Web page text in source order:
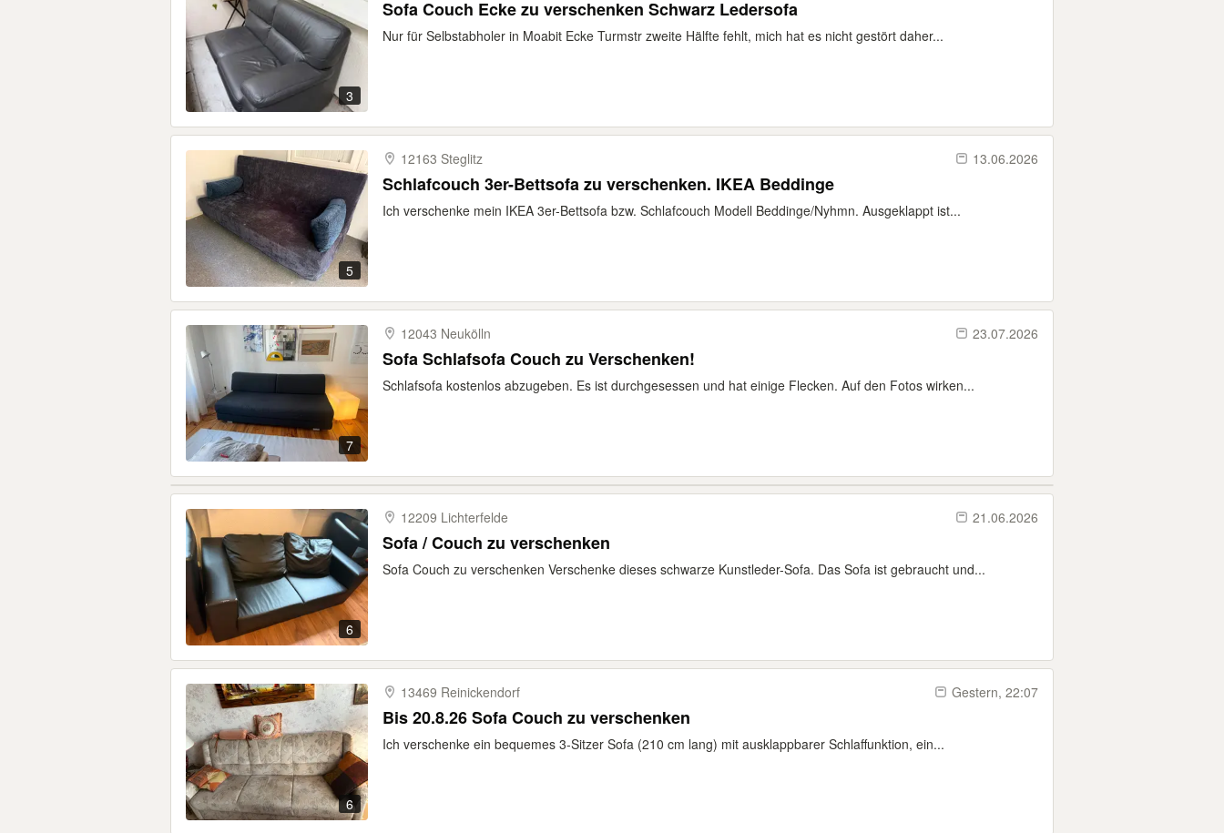
3
Sofa Couch Ecke zu verschenken Schwarz Ledersofa
Nur für Selbstabholer in Moabit Ecke Turmstr zweite Hälfte fehlt, mich hat es nicht gestört daher...
5
12163 Steglitz 13.06.2026
Schlafcouch 3er-Bettsofa zu verschenken. IKEA Beddinge
Ich verschenke mein IKEA 3er-Bettsofa bzw. Schlafcouch Modell Beddinge/Nyhmn. Ausgeklappt ist...
7
12043 Neukölln 23.07.2026
Sofa Schlafsofa Couch zu Verschenken!
Schlafsofa kostenlos abzugeben. Es ist durchgesessen und hat einige Flecken. Auf den Fotos wirken...
6
12209 Lichterfelde 21.06.2026
Sofa / Couch zu verschenken
Sofa Couch zu verschenken Verschenke dieses schwarze Kunstleder-Sofa. Das Sofa ist gebraucht und...
6
13469 Reinickendorf Gestern, 22:07
Bis 20.8.26 Sofa Couch zu verschenken
Ich verschenke ein bequemes 3-Sitzer Sofa (210 cm lang) mit ausklappbarer Schlaffunktion, ein...